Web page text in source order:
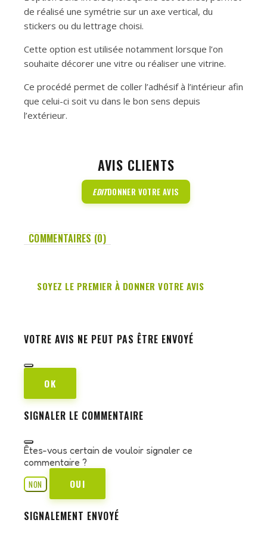
de réalisé une symétrie sur un axe vertical, du
stickers ou du lettrage choisi.
Cette option est utilisée notamment lorsque l’on
souhaite décorer une vitre ou réaliser une vitrine.
Ce procédé permet de coller l’adhésif à l’intérieur afin
que celui-ci soit vu dans le bon sens depuis
l’extérieur.
AVIS CLIENTS
EDITDONNER VOTRE AVIS
COMMENTAIRES (0)
SOYEZ LE PREMIER À DONNER VOTRE AVIS
VOTRE AVIS NE PEUT PAS ÊTRE ENVOYÉ
OK
SIGNALER LE COMMENTAIRE
Êtes-vous certain de vouloir signaler ce
commentaire ?
NON
OUI
SIGNALEMENT ENVOYÉ